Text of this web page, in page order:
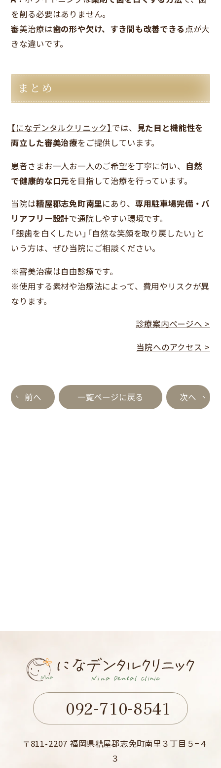
を削る必要はありません。
審美治療は歯の形や欠け、すき間も改善できる 点が大
きな違いです。
まとめ
【になデンタルクリニック】 では、 見た目と機能性を
両立した審美治療をご提供しています。
患者さまお一人お一人のご希望を丁寧に伺い、 自然
で健康的な口元を目指して治療を行っています。
当院は糟屋郡志免町南里にあり、 専用駐車場完備・バ
リアフリー設計で通院しやすい環境です。
「銀歯を白くしたい」「自然な笑顔を取り戻したい」と
いう方は、ぜひ当院にご相談ください。
※審美治療は自由診療です。
※使用する素材や治療法によって、費用やリスクが異
なります。
診療案内ページへ >
当院へのアクセス >
前へ 一覧ページに戻る 次へ
092-710-8541
〒811-2207 福岡県糟屋郡志免町南里３丁目５−４
３